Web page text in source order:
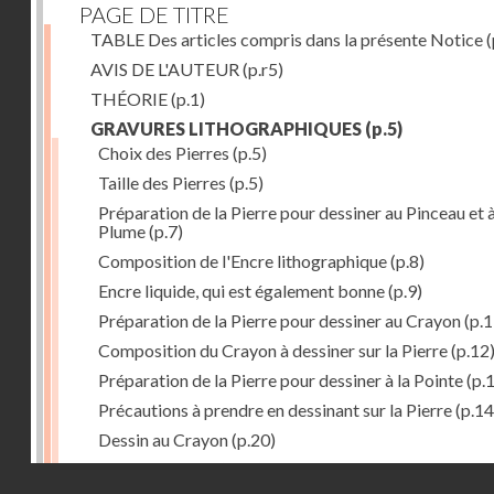
PAGE DE TITRE
TABLE Des articles compris dans la présente Notice
AVIS DE L'AUTEUR (p.r5)
THÉORIE(p.1)
GRAVURES LITHOGRAPHIQUES (p.5)
Choix des Pierres (p.5)
Taille des Pierres (p.5)
Préparation de la Pierre pour dessiner au Pinceau et
Plume(p.7)
Composition de l'Encre lithographique(p.8)
Encre liquide, qui est également bonne(p.9)
Préparation de la Pierre pour dessiner au Crayon
Composition du Crayon à dessiner sur la Pierre(p.12)
Préparation de la Pierre pour dessiner à la Pointe
Précautions à prendre en dessinant sur la Pierre
Dessin au Crayon(p.20)
Dessin à l'Encre(p.21)